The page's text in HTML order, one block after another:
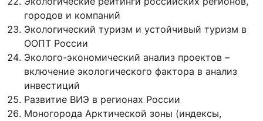
городов и компаний
Экологический туризм и устойчивый туризм в
ООПТ России
Эколого-экономический анализ проектов –
включение экологического фактора в анализ
инвестиций
Развитие ВИЭ в регионах России
Моногорода Арктической зоны (индексы,